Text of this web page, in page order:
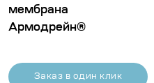
мембрана
Армодрейн®
Заказ в один клик